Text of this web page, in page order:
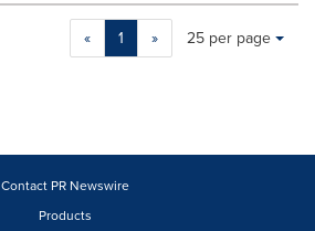
« 1 »
Making
a
will
Items per page:
25 per page
Contact PR Newswire
Products